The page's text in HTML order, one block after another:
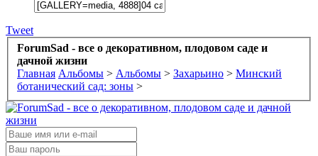
Tweet
ForumSad - все о декоративном, плодовом саде и
дачной жизни
Главная Альбомы > Альбомы > Захарьино > Минский
ботанический сад: зоны >